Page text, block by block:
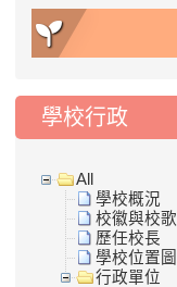
學校行政
All
學校概況
校徽與校歌
歷任校長
學校位置圖
行政單位